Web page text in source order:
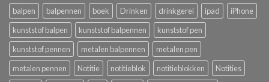
balpen balpennen boek Drinken drinkgerei ipad
iPhone
kunststof balpen
kunststof balpennen
kunststof pen
kunststof pennen
metalen balpennen
metalen pen
metalen pennen
Notitie notitieblok notitieblokken
Notities